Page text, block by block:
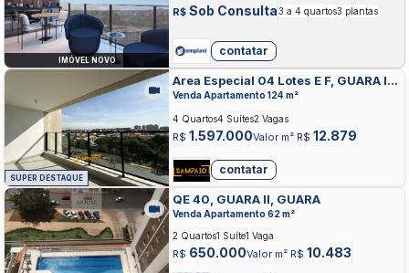
IMÓVEL NOVO
R$ Sob Consulta3 a 4 quartos3 plantas
contatar
SUPER DESTAQUE
Area Especial 04 Lotes E F, GUARA II,
GUARA
Venda Apartamento 124 m²
R$ 1.597.000Valor m² R$ 12.879
4 Quartos4 Suítes2 Vagas
contatar
QE 40, GUARA II, GUARA
Venda Apartamento 62 m²
R$ 650.000Valor m² R$ 10.483
2 Quartos1 Suíte1 Vaga